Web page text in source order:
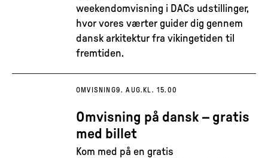
weekendomvisning i DACs udstillinger,
hvor vores værter guider dig gennem
dansk arkitektur fra vikingetiden til
fremtiden.
OMVISNING9. AUG. KL. 15.00
Omvisning på dansk – gratis
med billet
Kom med på en gratis